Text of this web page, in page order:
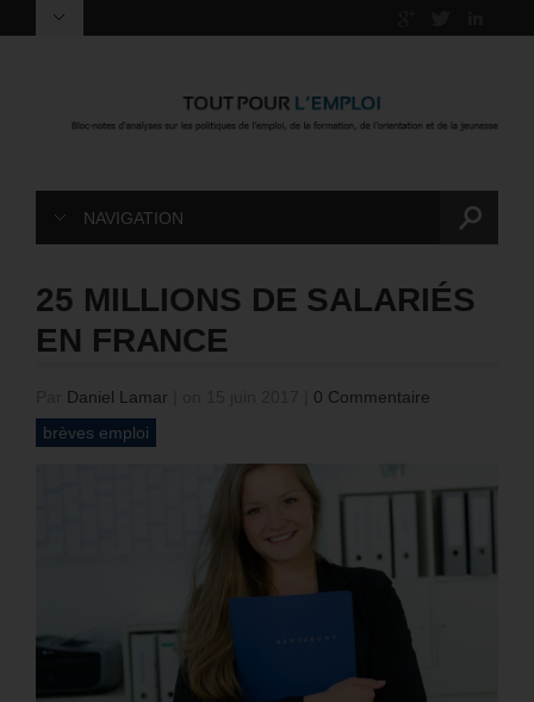
NAVIGATION
25 MILLIONS DE SALARIÉS
EN FRANCE
Daniel Lamar
0 Commentaire
brèves emploi